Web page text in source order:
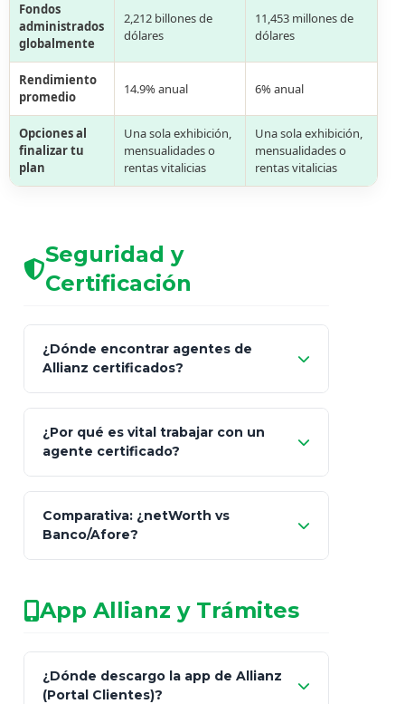
Fondos
administrados
globalmente
2,212 billones de
dólares
11,453 millones de
dólares
Rendimiento
promedio
14.9% anual 6% anual
Opciones al
finalizar tu
plan
Una sola exhibición,
mensualidades o
rentas vitalicias
Una sola exhibición,
mensualidades o
rentas vitalicias
Seguridad y
Certificación
¿Dónde encontrar agentes de
Allianz certificados?
Seguros y Fianzas (CNSF)
netWorth
patrimonio con asesores informales en
redes sociales.
¿Por qué es vital trabajar con un
agente certificado?
consultor técnico
legalmente facultado
Comparativa: ¿netWorth vs
Banco/Afore?
Característica netWorth (Certificado)
App Allianz y Trámites
¿Dónde descargo la app de Allianz
(Portal Clientes)?